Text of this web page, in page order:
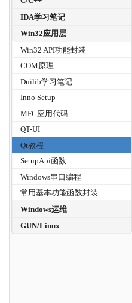
IDA学习笔记
Win32应用层
Win32 API功能封装
COM原理
Duilib学习笔记
Inno Setup
MFC应用代码
QT-UI
Qt教程
SetupApi函数
Windows串口编程
常用基本功能函数封装
Windows运维
GUN/Linux